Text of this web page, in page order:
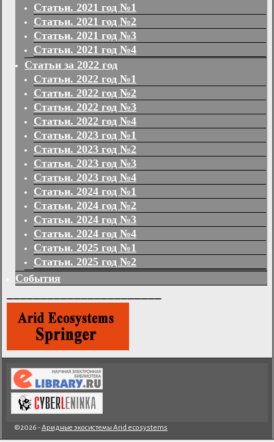
Статьи. 2021 год №1
Статьи. 2021 год №2
Статьи. 2021 год №3
Статьи. 2021 год №4
Статьи за 2022 год
Статьи. 2022 год №1
Статьи. 2022 год №2
Статьи. 2022 год №3
Статьи. 2022 год №4
Статьи. 2023 год №1
Статьи. 2023 год №2
Статьи. 2023 год №3
Статьи. 2023 год №4
Статьи. 2024 год №1
Статьи. 2024 год №2
Статьи. 2024 год №3
Статьи. 2024 год №4
Статьи. 2025 год №1
Статьи. 2025 год №2
События
©2026 -Аридные экосистемы Arid ecosystems